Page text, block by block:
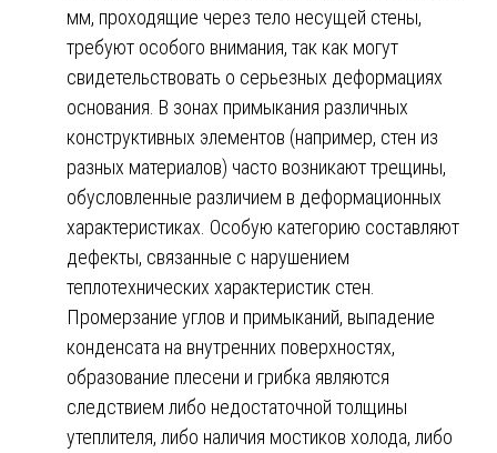
мм, проходящие через тело несущей стены,
требуют особого внимания, так как могут
свидетельствовать о серьезных деформациях
основания. В зонах примыкания различных
конструктивных элементов (например, стен из
разных материалов) часто возникают трещины,
обусловленные различием в деформационных
характеристиках. Особую категорию составляют
дефекты, связанные с нарушением
теплотехнических характеристик стен.
Промерзание углов и примыканий, выпадение
конденсата на внутренних поверхностях,
образование плесени и грибка являются
следствием либо недостаточной толщины
утеплителя, либо наличия мостиков холода, либо